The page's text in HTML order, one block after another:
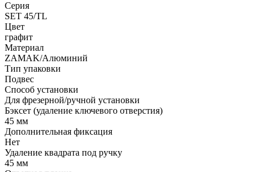
Серия
SET 45/TL
Цвет
графит
Материал
ZAMAK/Алюминий
Тип упаковки
Подвес
Способ установки
Для фрезерной/ручной установки
Бэксет (удаление ключевого отверстия)
45 мм
Дополнительная фиксация
Нет
Удаление квадрата под ручку
45 мм